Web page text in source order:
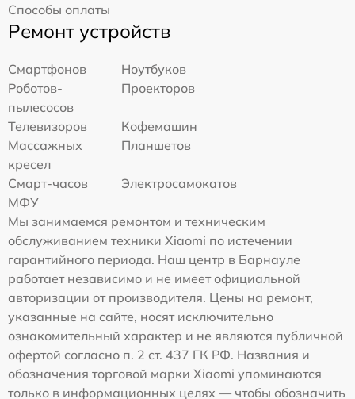
Способы оплаты
Ремонт устройств
Смартфонов
Ноутбуков
Роботов-
пылесосов
Проекторов
Телевизоров
Кофемашин
Массажных
кресел
Планшетов
Смарт-часов
Электросамокатов
МФУ
Мы занимаемся ремонтом и техническим
обслуживанием техники Xiaomi по истечении
гарантийного периода. Наш центр в Барнауле
работает независимо и не имеет официальной
авторизации от производителя. Цены на ремонт,
указанные на сайте, носят исключительно
ознакомительный характер и не являются публичной
офертой согласно п. 2 ст. 437 ГК РФ. Названия и
обозначения торговой марки Xiaomi упоминаются
только в информационных целях — чтобы обозначить